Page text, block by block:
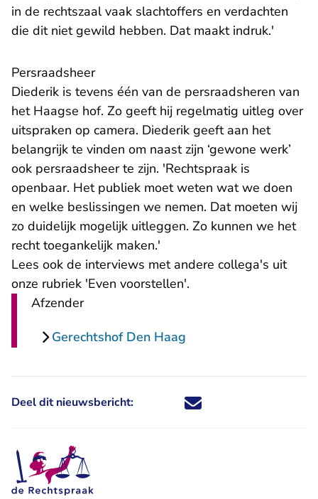
in de rechtszaal vaak slachtoffers en verdachten
die dit niet gewild hebben. Dat maakt indruk.'
Persraadsheer
Diederik is tevens één van de persraadsheren van
het Haagse hof. Zo geeft hij regelmatig uitleg over
uitspraken op camera. Diederik geeft aan het
belangrijk te vinden om naast zijn ‘gewone werk’
ook persraadsheer te zijn. 'Rechtspraak is
openbaar. Het publiek moet weten wat we doen
en welke beslissingen we nemen. Dat moeten wij
zo duidelijk mogelijk uitleggen. Zo kunnen we het
recht toegankelijk maken.'
Lees ook de interviews met andere collega's uit
onze rubriek 'Even voorstellen'.
Afzender
Gerechtshof Den Haag
Deel dit nieuwsbericht: Deel dit nieuwsbericht via X -
Deel dit nieuwsbericht via
Deel dit nieuwsbericht
Deel dit